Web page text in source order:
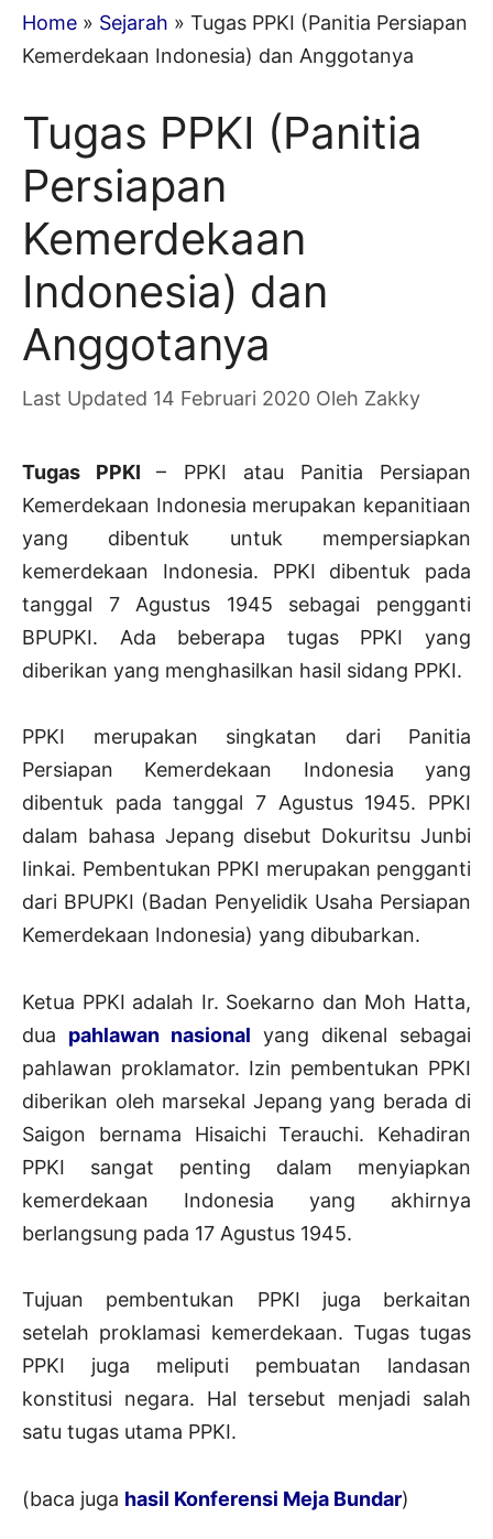
Home » Sejarah » Tugas PPKI (Panitia Persiapan
Kemerdekaan Indonesia) dan Anggotanya
Tugas PPKI (Panitia
Persiapan
Kemerdekaan
Indonesia) dan
Anggotanya
14 Februari 2020 Oleh Zakky
Tugas PPKI– PPKI atau Panitia Persiapan
Kemerdekaan Indonesia merupakan kepanitiaan
yang dibentuk untuk mempersiapkan
kemerdekaan Indonesia. PPKI dibentuk pada
tanggal 7 Agustus 1945 sebagai pengganti
BPUPKI. Ada beberapa tugas PPKI yang
diberikan yang menghasilkan hasil sidang PPKI.
PPKI merupakan singkatan dari Panitia
Persiapan Kemerdekaan Indonesia yang
dibentuk pada tanggal 7 Agustus 1945. PPKI
dalam bahasa Jepang disebut Dokuritsu Junbi
Iinkai. Pembentukan PPKI merupakan pengganti
dari BPUPKI (Badan Penyelidik Usaha Persiapan
Kemerdekaan Indonesia) yang dibubarkan.
Ketua PPKI adalah Ir. Soekarno dan Moh Hatta,
dua pahlawan nasional yang dikenal sebagai
pahlawan proklamator. Izin pembentukan PPKI
diberikan oleh marsekal Jepang yang berada di
Saigon bernama Hisaichi Terauchi. Kehadiran
PPKI sangat penting dalam menyiapkan
kemerdekaan Indonesia yang akhirnya
berlangsung pada 17 Agustus 1945.
Tujuan pembentukan PPKI juga berkaitan
setelah proklamasi kemerdekaan. Tugas tugas
PPKI juga meliputi pembuatan landasan
konstitusi negara. Hal tersebut menjadi salah
satu tugas utama PPKI.
(baca juga hasil Konferensi Meja Bundar)